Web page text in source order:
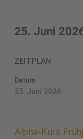
25. Juni
ZEITPLAN
Datum
25. Juni 2026
Alpha-Kurs